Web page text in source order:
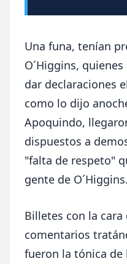
Una funa, tenían
O´Higgins,
dar declaraciones
como lo dijo
Apoquindo,
dispuestos a
"falta de respeto"
gente de O´Higgins.
Billetes con la cara
comentarios
fueron la tónica de